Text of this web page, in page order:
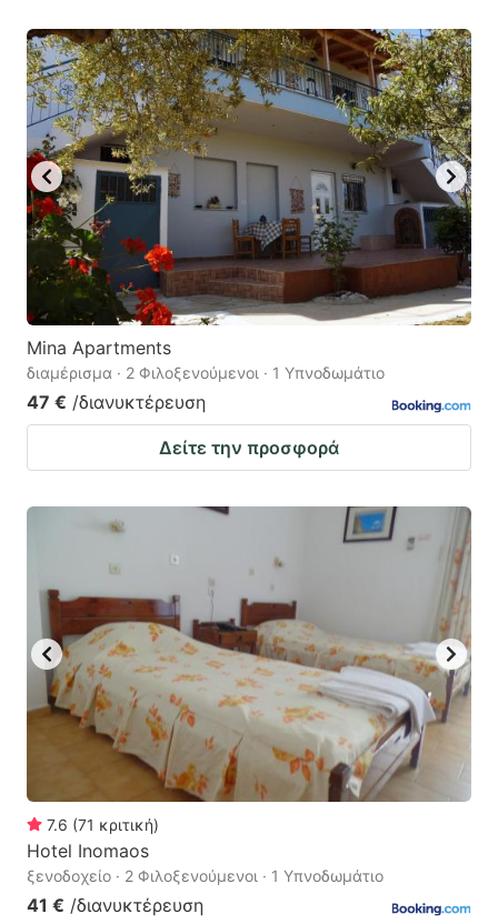
Mina Apartments
διαμέρισμα · 2 Φιλοξενούμενοι · 1 Υπνοδωμάτιο
47 € /διανυκτέρευση
Δείτε την προσφορά
7.6 (71 κριτική)
Hotel Inomaos
ξενοδοχείο · 2 Φιλοξενούμενοι · 1 Υπνοδωμάτιο
41 € /διανυκτέρευση